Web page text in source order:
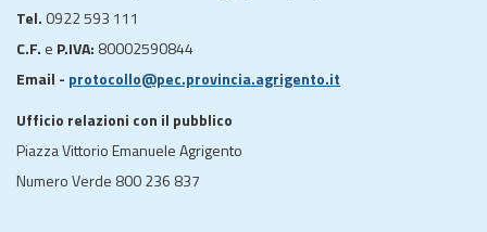
Tel. 0922 593 111
C.F. e P.IVA: 80002590844
Email - protocollo@pec.provincia.agrigento.it
Ufficio relazioni con il pubblico
Piazza Vittorio Emanuele Agrigento
Numero Verde 800 236 837